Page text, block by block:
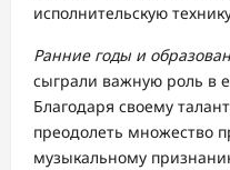
исполнительскую
Ранние годы и
сыграли важную роль в
Благодаря своему
преодолеть множество
музыкальному